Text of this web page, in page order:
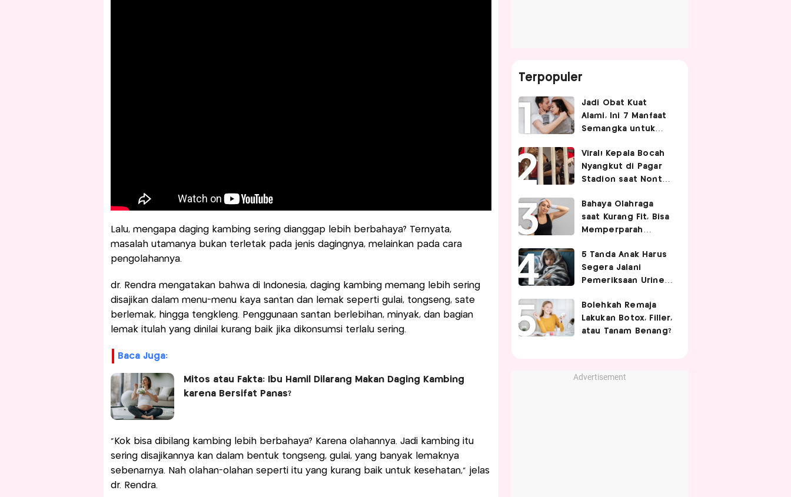
Lalu, mengapa daging kambing sering dianggap lebih berbahaya? Ternyata,
masalah utamanya bukan terletak pada jenis dagingnya, melainkan pada cara
pengolahannya.
dr. Rendra mengatakan bahwa di Indonesia, daging kambing memang lebih sering
disajikan dalam menu-menu kaya santan dan lemak seperti gulai, tongseng, sate
berlemak, hingga tengkleng. Penggunaan santan berlebihan, minyak, dan bagian
lemak itulah yang dinilai kurang baik jika dikonsumsi terlalu sering.
Baca Juga:
Mitos atau Fakta: Ibu Hamil Dilarang Makan Daging Kambing
karena Bersifat Panas?
“Kok bisa dibilang kambing lebih berbahaya? Karena olahannya. Jadi kambing itu
sering disajikannya kan dalam bentuk tongseng, gulai, yang banyak lemaknya
sebenarnya. Nah olahan-olahan seperti itu yang kurang baik untuk kesehatan,” jelas
dr. Rendra.
Terpopuler
Jadi Obat Kuat
Alami, Ini 7 Manfaat
Semangka untuk
Viral! Kepala Bocah
Nyangkut di Pagar
Stadion saat Nonton
Endingnya Kocak
Bahaya Olahraga
saat Kurang Fit, Bisa
Memperparah
5 Tanda Anak Harus
Segera Jalani
Pemeriksaan Urine,
Bolehkah Remaja
Lakukan Botox, Filler,
atau Tanam Benang?
Advertisement